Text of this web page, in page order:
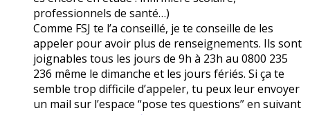
professionnels de santé…)
Comme FSJ te l’a conseillé, je te conseille de les
appeler pour avoir plus de renseignements. Ils sont
joignables tous les jours de 9h à 23h au 0800 235
236 même le dimanche et les jours fériés. Si ça te
semble trop difficile d’appeler, tu peux leur envoyer
un mail sur l’espace “pose tes questions” en suivant